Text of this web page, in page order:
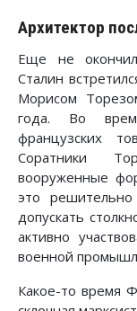
Архитектор
Еще не
Сталин
Морисом
года. Во
французских
Соратники
вооруженные
это
допускать
активно
военной
Какое-то время